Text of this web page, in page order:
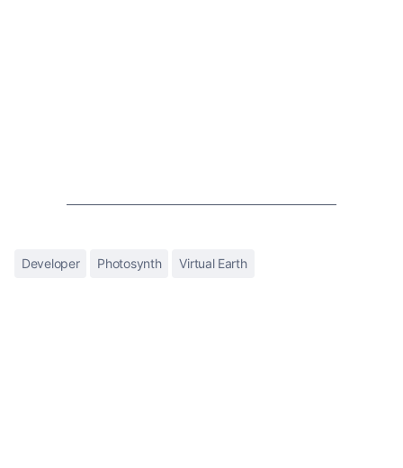
Developer Photosynth Virtual Earth